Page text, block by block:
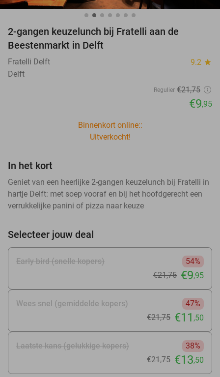
2-gangen keuzelunch bij Fratelli aan de
Beestenmarkt in Delft
Fratelli Delft 9.2 star
Delft
Regulier €21,75
€9,95
Binnenkort online::
Uitverkocht!
In het kort
Geniet van een heerlijke 2-gangen keuzelunch bij Fratelli in
hartje Delft: met soep vooraf en bij het hoofdgerecht een
verrukkelijke panini of pizza naar keuze
Selecteer jouw deal
Early bird (snelle kopers)
54%
€21,75 €9,95
Wees snel (gemiddelde kopers)
47%
€21,75 €11 ,50
Laatste kans (gelukkige kopers)
38%
€21,75 €13,50